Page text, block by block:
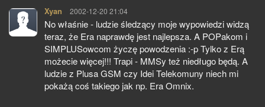
Xyan pisze:
2002-12-20 21:04
No właśnie - ludzie śledzący moje wypowiedzi widzą
teraz, że Era naprawdę jest najlepsza. A POPakom i
SIMPLUSowcom życzę powodzenia :-p Tylko z Erą
możecie więcej!!! Trapi - MMSy też niedługo będą. A
ludzie z Plusa GSM czy Idei Telekomuny niech mi
pokażą coś takiego jak np. Era Omnix.